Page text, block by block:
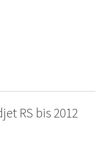
RS bis 2012